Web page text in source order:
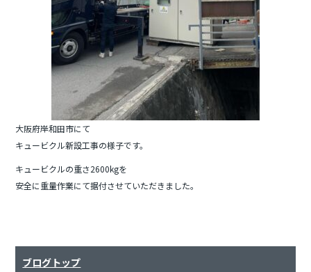
大阪府岸和田市にて
キュービクル新設工事の様子です。
キュービクルの重さ2600kgを
安全に重量作業にて据付させていただきました。
ブログトップ